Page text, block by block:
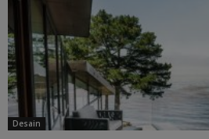
Desain